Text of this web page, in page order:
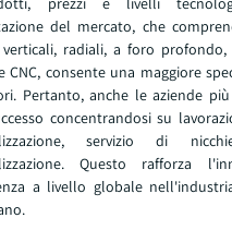
del mercato, che
radiali, a foro
CNC, consente una maggiore
Pertanto, anche le aziende
concentrandosi su
servizio di
Questo rafforza
a livello globale